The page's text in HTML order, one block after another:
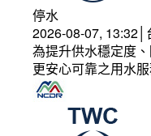
停水
2026-08-07, 13:32│
為提升供水穩定度
更安心可靠之用水服